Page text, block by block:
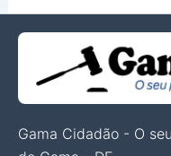
Gama Cidadão - O